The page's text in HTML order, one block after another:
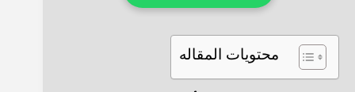
محتويات المقاله